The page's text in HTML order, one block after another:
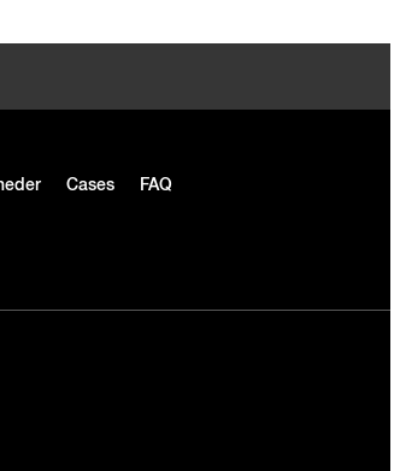
Cases FAQ